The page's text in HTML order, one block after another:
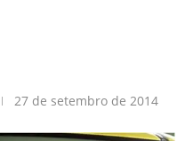
27 de setembro de 2014